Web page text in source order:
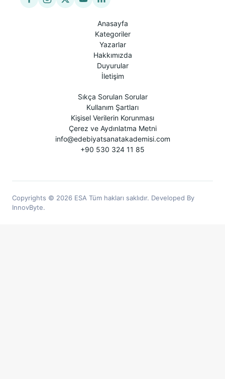
Anasayfa
Kategoriler
Yazarlar
Hakkımızda
Duyurular
İletişim
Sıkça Sorulan Sorular
Kullanım Şartları
Kişisel Verilerin Korunması
Çerez ve Aydınlatma Metni
info@edebiyatsanatakademisi.com
+90 530 324 11 85
Copyrights © 2026 ESA Tüm hakları saklıdır. Developed By
InnovByte.